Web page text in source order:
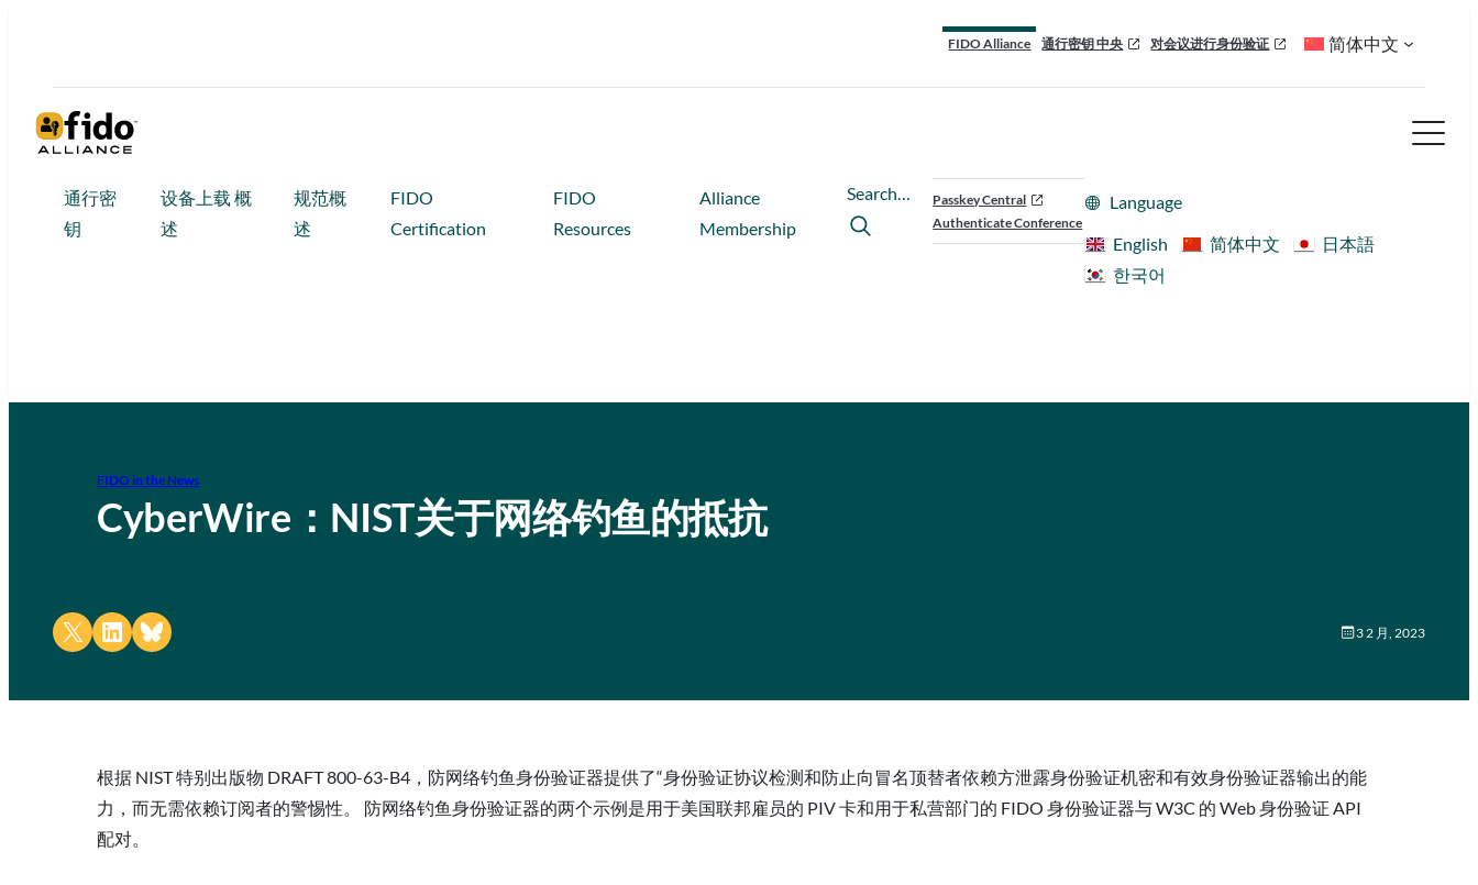
FIDO Alliance 通行密钥 中央 对会议进行身份验证 简体中文
通行密
钥
设备上载 概
述
规范概
述
FIDO
Certification
FIDO
Resources
Alliance
Membership
Search…
Passkey Central
Authenticate Conference
Language
English
简体中文
日本語
한국어
FIDO in the News
CyberWire：NIST关于网络钓鱼的抵抗
Share on X Share on LinkedIn
Share on Bluesky 3 2 月, 2023
根据 NIST 特别出版物 DRAFT 800-63-B4，防网络钓鱼身份验证器提供了“身份验证协议检测和防止向冒名顶替者依赖方泄露身份验证机密和有效身份验证器输出的能
力，而无需依赖订阅者的警惕性。 防网络钓鱼身份验证器的两个示例是用于美国联邦雇员的 PIV 卡和用于私营部门的 FIDO 身份验证器与 W3C 的 Web 身份验证 API
配对。